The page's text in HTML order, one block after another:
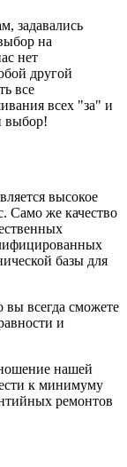
задавались
на
нет
другой
все
всех "за" и
выбор!
высокое
Само же качество
базы для
вы всегда сможете
и
нашей
к минимуму
ремонтов